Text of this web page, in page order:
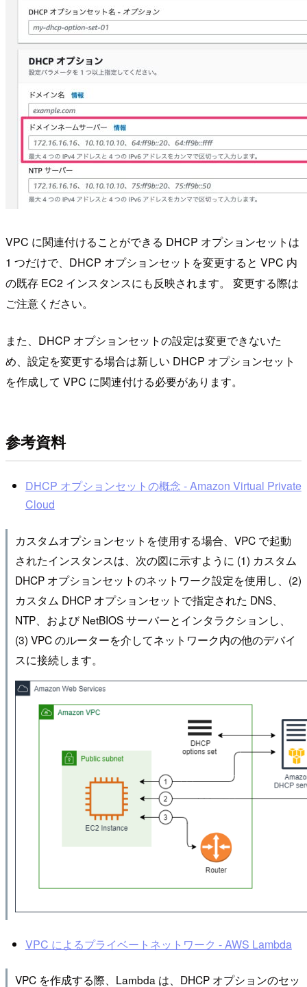
VPC に関連付けることができる DHCP オプションセットは
1 つだけで、DHCP オプションセットを変更すると VPC 内
の既存 EC2 インスタンスにも反映されます。 変更する際は
ご注意ください。
また、DHCP オプションセットの設定は変更できないた
め、設定を変更する場合は新しい DHCP オプションセット
を作成して VPC に関連付ける必要があります。
参考資料
DHCP オプションセットの概念 - Amazon Virtual Private
Cloud
カスタムオプションセットを使用する場合、VPC で起動
されたインスタンスは、次の図に示すように (1) カスタム
DHCP オプションセットのネットワーク設定を使用し、(2)
カスタム DHCP オプションセットで指定された DNS、
NTP、および NetBIOS サーバーとインタラクションし、
(3) VPC のルーターを介してネットワーク内の他のデバイ
スに接続します。
VPC によるプライベートネットワーク - AWS Lambda
VPC を作成する際、Lambda は、DHCP オプションのセッ